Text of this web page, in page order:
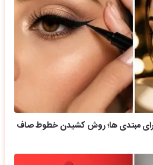
مبتدی ها؛ روش کشیدن خطوط صاف